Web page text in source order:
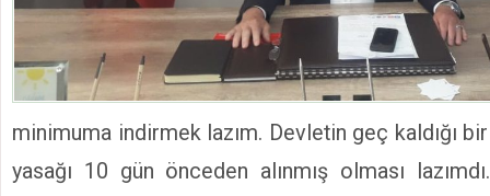
minimuma indirmek lazım. Devletin geç kaldığı
yasağı 10 gün önceden alınmış olması